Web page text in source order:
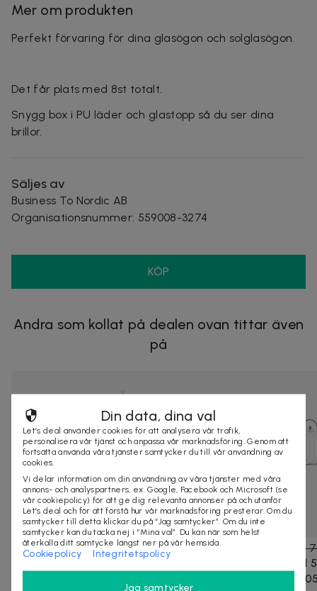
Mer om produkten
Perfekt förvaring för dina glasögon och solglasögon.
Det får plats med 8st totalt.
Snygg box i PU läder och glastopp så du ser dina
brillor.
Säljes av
Business To Nordic AB
Organisationsnummer: 559008-3274
KÖP
Andra som kollat på dealen ovan tittar även
på
2 469 kr4 938 kr-50 %
Outsunny träsandlåda för barn, Galleon-
2
Set med
metall
Din data, dina val
Let’s deal använder cookies för att analysera vår trafik,
personalisera vår tjänst och anpassa vår marknadsföring. Genom att
fortsätta använda våra tjänster samtycker du till vår användning av
cookies.
Vi delar information om din användning av våra tjänster med våra
annons- och analyspartners, ex. Google, Facebook och Microsoft (se
vår cookiepolicy) för att ge dig relevanta annonser på och utanför
Let’s deal och för att förstå hur vår marknadsföring presterar. Om du
samtycker till detta klickar du på “Jag samtycker”. Om du inte
samtycker kan du tacka nej i “Mina val”. Du kan när som helst
återkalla ditt samtycke längst ner på vår hemsida.
Cookiepolicy Integritetspolicy
Jag samtycker